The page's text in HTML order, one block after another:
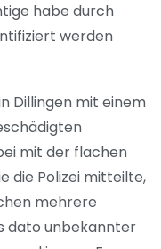
habe durch
werden
Dillingen mit einem
mit der flachen
die Polizei mitteilte,
mehrere
dato unbekannter